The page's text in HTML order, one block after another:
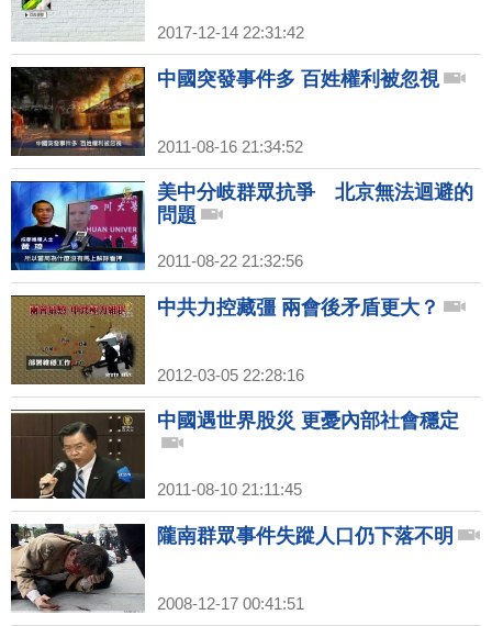
2017-12-14 22:31:42
中國突發事件多 百姓權利被忽視
2011-08-16 21:34:52
美中分岐群眾抗爭 北京無法迴避的
問題
2011-08-22 21:32:56
中共力控藏彊 兩會後矛盾更大？
2012-03-05 22:28:16
中國遇世界股災 更憂內部社會穩定
2011-08-10 21:11:45
隴南群眾事件失蹤人口仍下落不明
2008-12-17 00:41:51